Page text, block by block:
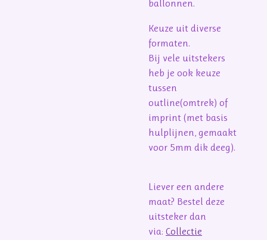
ballonnen.
Keuze uit diverse
formaten.
Bij vele uitstekers
heb je ook keuze
tussen
outline(omtrek) of
imprint (met basis
hulplijnen, gemaakt
voor 5mm dik deeg).
Liever een andere
maat? Bestel deze
uitsteker dan
via: Collectie